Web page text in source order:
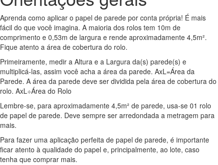
Aprenda como aplicar o papel de parede por conta própria! É mais
fácil do que você imagina. A maioria dos rolos tem 10m de
comprimento e 0,53m de largura e rende aproximadamente 4,5m².
Fique atento a área de cobertura do rolo.
Primeiramente, medir a Altura e a Largura da(s) parede(s) e
multiplicá-las, assim você acha a área da parede. AxL=Área da
Parede. A área da parede deve ser dividida pela área de cobertura do
rolo. AxL÷Área do Rolo
Lembre-se, para aproximadamente 4,5m² de parede, usa-se 01 rolo
de papel de parede. Deve sempre ser arredondada a metragem para
mais.
Para fazer uma aplicação perfeita de papel de parede, é importante
ficar atento à qualidade do papel e, principalmente, ao lote, caso
tenha que comprar mais.